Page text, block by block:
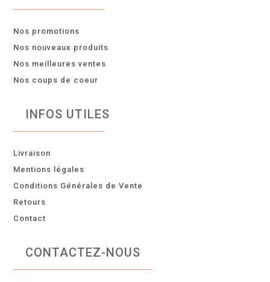
Nos promotions
Nos nouveaux produits
Nos meilleures ventes
Nos coups de coeur
INFOS UTILES
Livraison
Mentions légales
Conditions Générales de Vente
Retours
Contact
CONTACTEZ-NOUS